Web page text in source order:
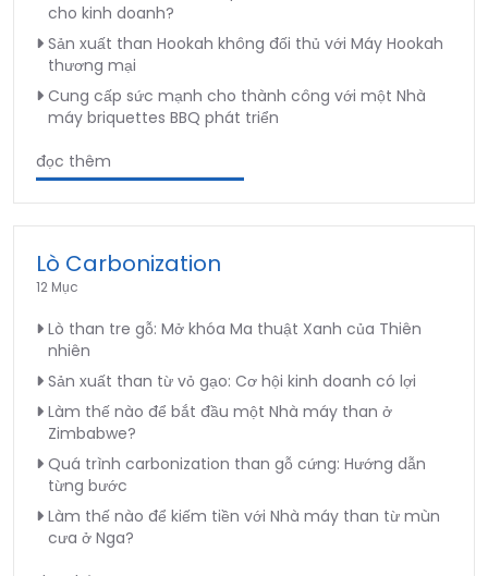
cho kinh doanh?
Sản xuất than Hookah không đối thủ với Máy Hookah
thương mại
Cung cấp sức mạnh cho thành công với một Nhà
máy briquettes BBQ phát triển
đọc thêm
Lò Carbonization
12 Mục
Lò than tre gỗ: Mở khóa Ma thuật Xanh của Thiên
nhiên
Sản xuất than từ vỏ gạo: Cơ hội kinh doanh có lợi
Làm thế nào để bắt đầu một Nhà máy than ở
Zimbabwe?
Quá trình carbonization than gỗ cứng: Hướng dẫn
từng bước
Làm thế nào để kiếm tiền với Nhà máy than từ mùn
cưa ở Nga?